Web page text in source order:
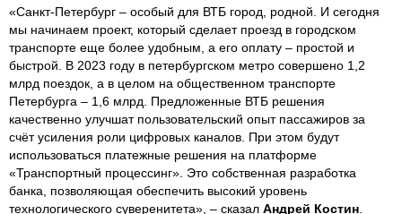
«Санкт-Петербург – особый для ВТБ город, родной. И сегодня
мы начинаем проект, который сделает проезд в городском
транспорте еще более удобным, а его оплату – простой и
быстрой. В 2023 году в петербургском метро совершено 1,2
млрд поездок, а в целом на общественном транспорте
Петербурга – 1,6 млрд. Предложенные ВТБ решения
качественно улучшат пользовательский опыт пассажиров за
счёт усиления роли цифровых каналов. При этом будут
использоваться платежные решения на платформе
«Транспортный процессинг». Это собственная разработка
банка, позволяющая обеспечить высокий уровень
технологического суверенитета», – сказал Андрей Костин